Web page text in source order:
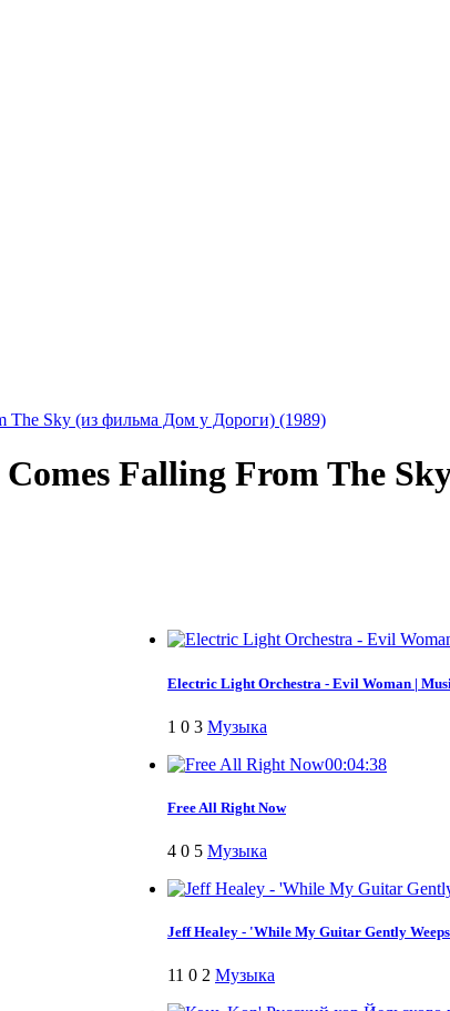
The Sky (из фильма Дом у Дороги) (1989)
Falling From The
Electric Light Orchestra - Evil Woman |
1 0 3 Музыка
00:04:38
Free All Right Now
4 0 5 Музыка
Jeff Healey - 'While My Guitar Gently
11 0 2 Музыка